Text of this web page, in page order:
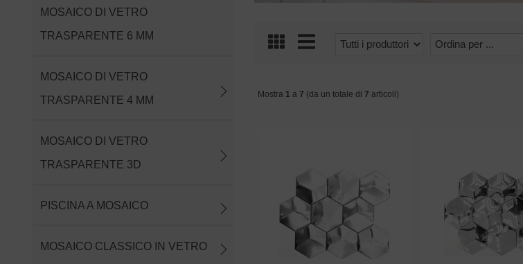
MOSAICO DI VETRO
TRASPARENTE 6 MM
MOSAICO DI VETRO
TRASPARENTE 4 MM
MOSAICO DI VETRO
TRASPARENTE 3D
PISCINA A MOSAICO
MOSAICO CLASSICO IN VETRO
Mostra 1 a 7 (da un totale di 7 articoli)